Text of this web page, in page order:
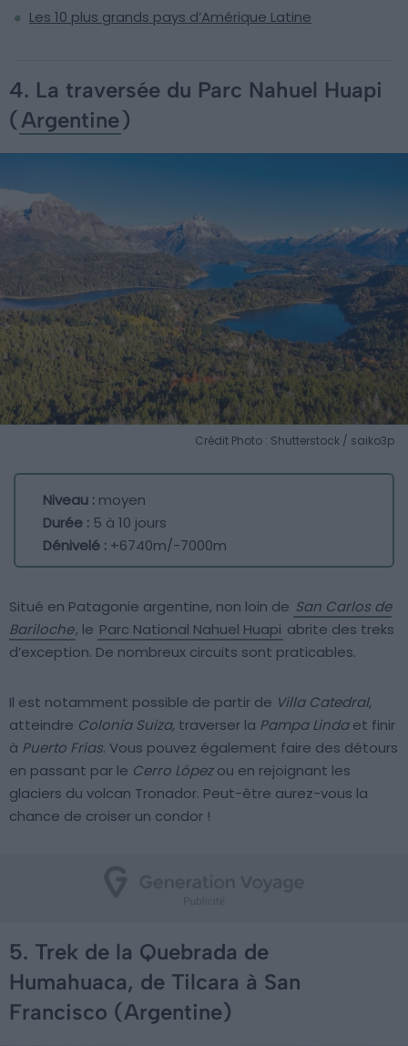
Les 10 plus grands pays d’Amérique Latine
4. La traversée du Parc Nahuel Huapi
(Argentine)
Crédit Photo : Shutterstock / saiko3p
Niveau : moyen
Durée : 5 à 10 jours
Dénivelé : +6740m/-7000m
Situé en Patagonie argentine, non loin de San Carlos de
Bariloche, le Parc National Nahuel Huapi abrite des treks
d’exception. De nombreux circuits sont praticables.
Il est notamment possible de partir de Villa Catedral,
atteindre Colonia Suiza, traverser la Pampa Lindaet finir
à Puerto Frías. Vous pouvez également faire des détours
en passant par le Cerro Lópezou en rejoignant les
glaciers du volcan Tronador. Peut-être aurez-vous la
chance de croiser un condor !
5. Trek de la Quebrada de
Humahuaca, de Tilcara à San
Francisco (Argentine)